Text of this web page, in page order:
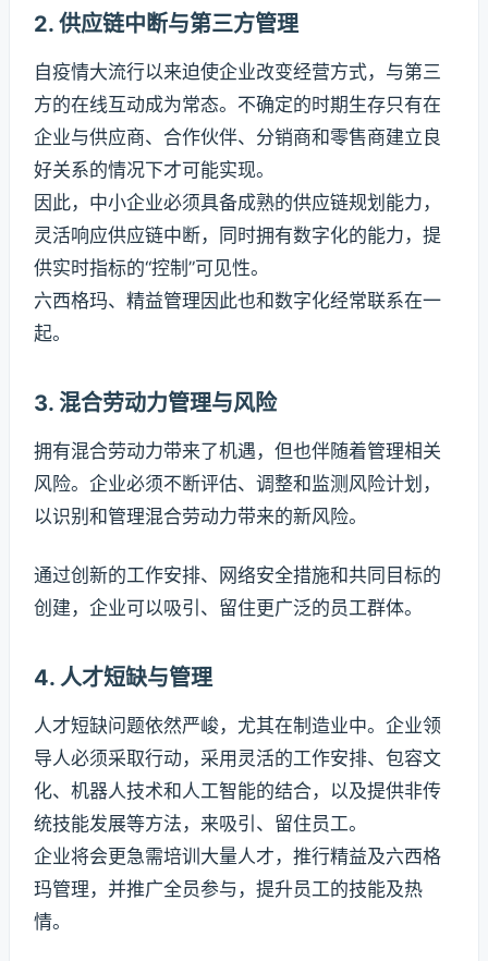
2. 供应链中断与第三方管理
自疫情大流行以来迫使企业改变经营方式，与第三
方的在线互动成为常态。不确定的时期生存只有在
企业与供应商、合作伙伴、分销商和零售商建立良
好关系的情况下才可能实现。
因此，中小企业必须具备成熟的供应链规划能力，
灵活响应供应链中断，同时拥有数字化的能力，提
供实时指标的“控制”可见性。
六西格玛、精益管理因此也和数字化经常联系在一
起。
3. 混合劳动力管理与风险
拥有混合劳动力带来了机遇，但也伴随着管理相关
风险。企业必须不断评估、调整和监测风险计划，
以识别和管理混合劳动力带来的新风险。
通过创新的工作安排、网络安全措施和共同目标的
创建，企业可以吸引、留住更广泛的员工群体。
4. 人才短缺与管理
人才短缺问题依然严峻，尤其在制造业中。企业领
导人必须采取行动，采用灵活的工作安排、包容文
化、机器人技术和人工智能的结合，以及提供非传
统技能发展等方法，来吸引、留住员工。
企业将会更急需培训大量人才，推行精益及六西格
玛管理，并推广全员参与，提升员工的技能及热
情。